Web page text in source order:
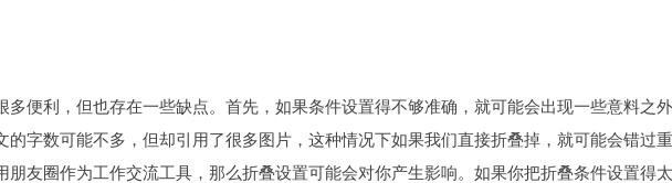
多便利，但也存在一些缺点。首先，如果条件设置得不够准确，就可能会出现一些意料之
的字数可能不多，但却引用了很多图片，这种情况下如果我们直接折叠掉，就可能会错过
朋友圈作为工作交流工具，那么折叠设置可能会对你产生影响。如果你把折叠条件设置得